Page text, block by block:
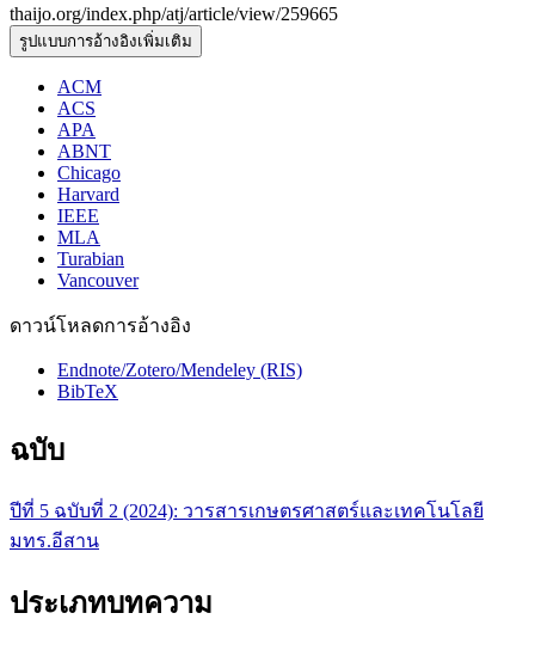
thaijo.org/index.php/atj/article/view/259665
รูปแบบการอ้างอิงเพิ่มเติม
ACM
ACS
APA
ABNT
Chicago
Harvard
IEEE
MLA
Turabian
Vancouver
ดาวน์โหลดการอ้างอิง
Endnote/Zotero/Mendeley (RIS)
BibTeX
ฉบับ
ปีที่ 5 ฉบับที่ 2 (2024): วารสารเกษตรศาสตร์และเทคโนโลยี
มทร.อีสาน
ประเภทบทความ